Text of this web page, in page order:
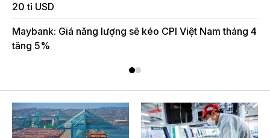
20 tỉ USD
Maybank: Giá năng lượng sẽ kéo CPI Việt Nam tháng 4
tăng 5%